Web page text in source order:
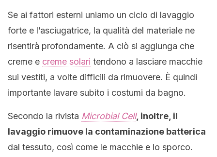
Se ai fattori esterni uniamo un ciclo di lavaggio
forte e l’asciugatrice, la qualità del materiale ne
risentirà profondamente. A ciò si aggiunga che
creme e creme solari tendono a lasciare macchie
sui vestiti, a volte difficili da rimuovere. È quindi
importante lavare subito i costumi da bagno.
Secondo la rivista Microbial Cell, inoltre, il
lavaggio rimuove la contaminazione batterica
dal tessuto, così come le macchie e lo sporco.